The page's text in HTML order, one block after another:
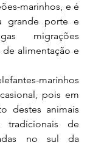
marinhos, e é
grande porte e
migrações
de alimentação e
marinhos
pois em
destes animais
tradicionais de
no sul da